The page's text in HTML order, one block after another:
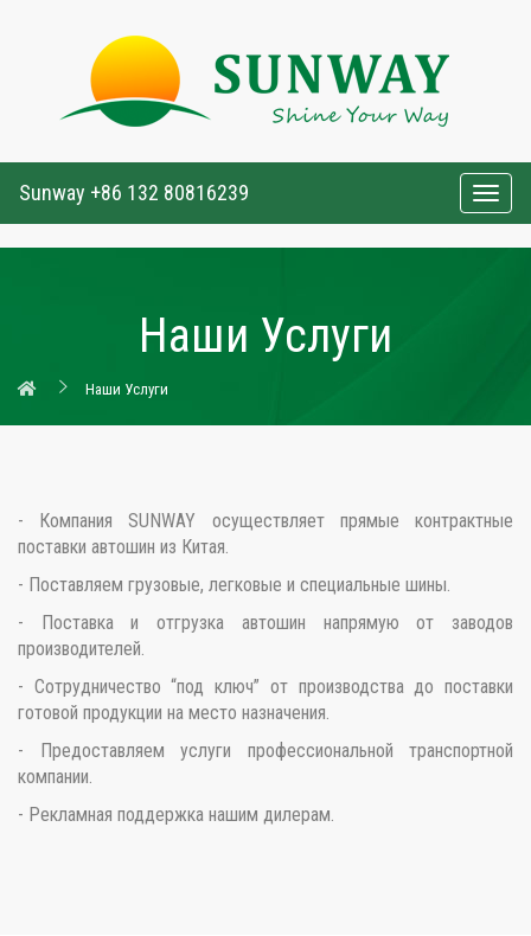
Sunway +86 132 80816239
Наши Услуги
Наши Услуги
- Компания SUNWAY осуществляет прямые контрактные
поставки автошин из Китая.
- Поставляем грузовые, легковые и специальные шины.
- Поставка и отгрузка автошин напрямую от заводов
производителей.
- Сотрудничество “под ключ” от производства до поставки
готовой продукции на место назначения.
- Предоставляем услуги профессиональной транспортной
компании.
- Рекламная поддержка нашим дилерам.